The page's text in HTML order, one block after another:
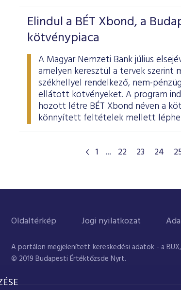
Elindul a BÉT Xbond, a
kötvénypiaca
A Magyar Nemzeti Bank július
amelyen keresztül a tervek szerint
székhellyel rendelkező, nem-
ellátott kötvényeket. A program
hozott létre BÉT Xbond néven a
könnyített feltételek mellett
1 ... 22 23 24
Oldaltérkép Jogi nyilatkozat
A portálon megjelenített kereskedési adatok - a
© 2019 Budapesti Értéktőzsde Nyrt.